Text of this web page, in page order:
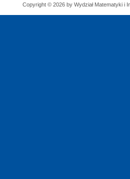
Copyright © 2026 by Wydział Matematyki i